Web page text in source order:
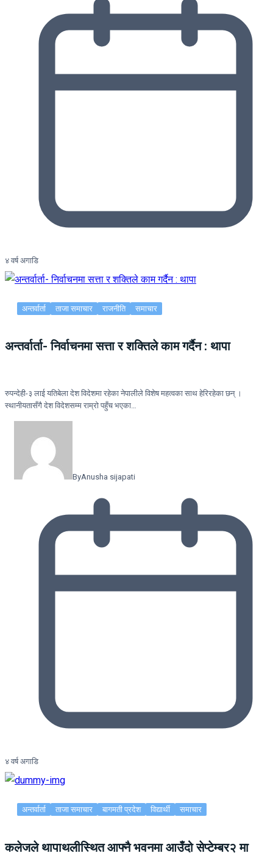
४ वर्ष अगाडि
अन्तर्वार्ता ताजा समाचार राजनीति समाचार
अन्तर्वार्ता- निर्वाचनमा सत्ता र शक्तिले काम गर्दैन : थापा
रुपन्देही-३ लाई यतिबेला देश विदेशमा रहेका नेपालीले विशेष महत्वका साथ हेरिरहेका छन् ।
स्थानीयतासँगै देश विदेशसम्म राम्रो पहुँच भएका…
ByAnusha sijapati
४ वर्ष अगाडि
अन्तर्वार्ता ताजा समाचार बागमती प्रदेश विद्यार्थी समाचार
कलेजले थापाथलीस्थित आफ्नै भवनमा आउँदो सेप्टेम्बर२ मा